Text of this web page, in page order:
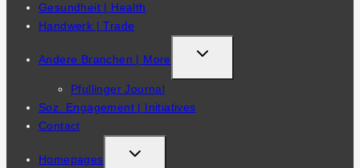
Gesundheit | Health
Handwerk | Trade
Andere Branchen | More
TOGGLE
CHILD
Pfullinger Journal
Soz. Engagement | Initiatives
Contact
Homepages
TOGGLE